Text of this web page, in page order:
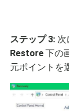
ステップ3: 次
Restore下の
元ポイントを